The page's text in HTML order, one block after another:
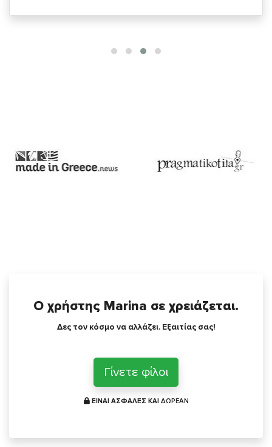
Ο χρήστης Marina σε χρειάζεται.
Δες τον κόσμο να αλλάζει. Εξαιτίας σας!
Γίνετε φίλοι
ΕΙΝΑΙ ΑΣΦΑΛΕΣ ΚΑΙ ΔΩΡΕΑΝ